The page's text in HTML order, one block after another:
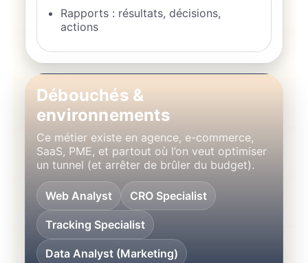
Rapports : résultats, décisions,
actions
Débouchés &
environnements
Ce métier existe en agence, e-commerce,
SaaS, PME, et partout où l’on veut optimiser
un tunnel (et arrêter de brûler du budget).
Web Analyst CRO Specialist
Tracking Specialist
Data Analyst (Marketing)